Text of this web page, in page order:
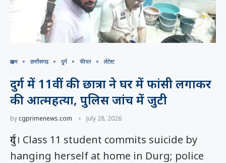
क्राइम छत्तीसगढ़ दुर्ग फीचर लेटेस्ट
दुर्ग में 11वीं की छात्रा ने घर में फांसी लगाकर
की आत्महत्या, पुलिस जांच में जुटी
bycgprimenews.com July 28, 2026
दुर्ग। Class 11 student commits suicide by
hanging herself at home in Durg; police